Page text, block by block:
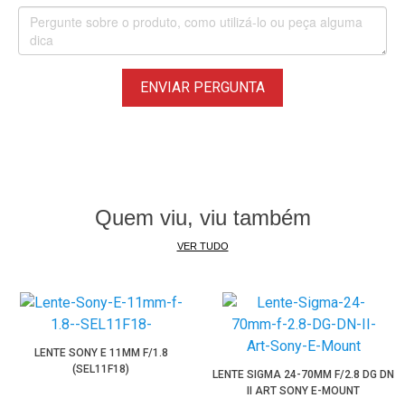
umidade e impressões digitais e é fácil de limpar.
• O diafragma arredondado de nove lâminas contribui para
uma agradável qualidade bokeh ao empregar técnicas de
Sony Alpha A6100
Sony Alpha A6500
Sony Alpha A6600
Sony Alpha ZV-E10
ENVIAR PERGUNTA
Quem viu, viu também
VER TUDO
LENTE SONY E 11MM F/1.8
(SEL11F18)
LENTE SIGMA 24-70MM F/2.8 DG DN
II ART SONY E-MOUNT